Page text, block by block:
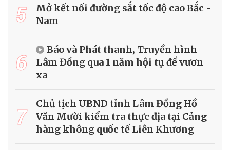
5
Mở kết nối đường sắt tốc độ cao Bắc -
Nam
6
Báo và Phát thanh, Truyền hình
Lâm Đồng qua 1 năm hội tụ để vươn
xa
7
Chủ tịch UBND tỉnh Lâm Đồng Hồ
Văn Mười kiểm tra thực địa tại Cảng
hàng không quốc tế Liên Khương